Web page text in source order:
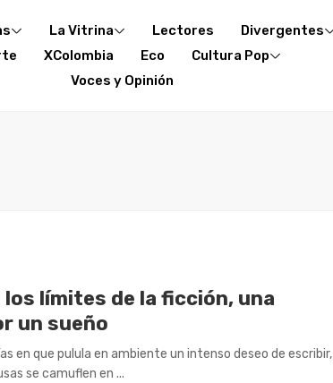
La Vitrina Lectores
Divergentes
XColombia Eco
Cultura Pop
Voces y Opinión
los límites de la ficción, una
un sueño
en que pulula en ambiente un intenso deseo de escribir,
se camuflen en ...